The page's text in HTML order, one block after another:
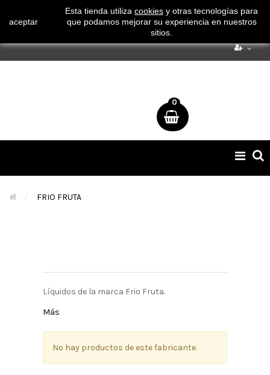
¡ Consigue tu envío gratuito por compras superiores a 50€
!
0
de
> FRIO FRUTA
Líquidos de la marca Frio Fruta.
Más
No hay productos de este fabricante.
aceptar
Esta tienda utiliza cookies y otras tecnologías para
que podamos mejorar su experiencia en nuestros
sitios.